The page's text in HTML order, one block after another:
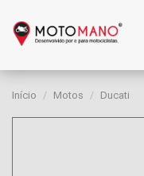
Início Motos Ducati